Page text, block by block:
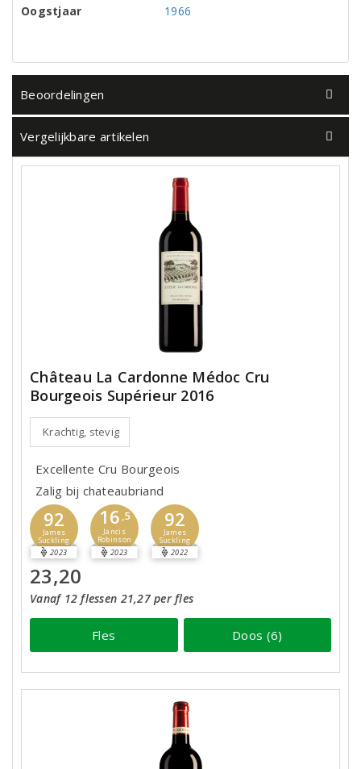
Oogstjaar
1966
Beoordelingen
Vergelijkbare artikelen
Château La Cardonne Médoc Cru
Bourgeois Supérieur 2016
Krachtig, stevig
Excellente Cru Bourgeois
Zalig bij chateaubriand
92
James
Suckling
2023
16 ,5
Jancis
Robinson
2023
92
James
Suckling
2022
23,20
Vanaf 12 flessen 21,27 per fles
Fles Doos (6)